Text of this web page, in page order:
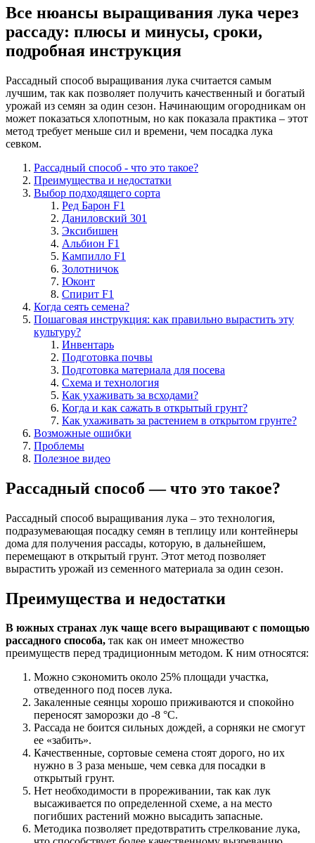
Все нюансы выращивания лука через
рассаду: плюсы и минусы, сроки,
подробная инструкция
Рассадный способ выращивания лука считается самым
лучшим, так как позволяет получить качественный и богатый
урожай из семян за один сезон. Начинающим огородникам он
может показаться хлопотным, но как показала практика – этот
метод требует меньше сил и времени, чем посадка лука
севком.
Рассадный способ - что это такое?
Преимущества и недостатки
Выбор подходящего сорта
Ред Барон F1
Даниловский 301
Эксибишен
Альбион F1
Кампилло F1
Золотничок
Юконт
Спирит F1
Когда сеять семена?
Пошаговая инструкция: как правильно вырастить эту
культуру?
Инвентарь
Подготовка почвы
Подготовка материала для посева
Схема и технология
Как ухаживать за всходами?
Когда и как сажать в открытый грунт?
Как ухаживать за растением в открытом грунте?
Возможные ошибки
Проблемы
Полезное видео
Рассадный способ — что это такое?
Рассадный способ выращивания лука – это технология,
подразумевающая посадку семян в теплицу или контейнеры
дома для получения рассады, которую, в дальнейшем,
перемещают в открытый грунт. Этот метод позволяет
вырастить урожай из семенного материала за один сезон.
Преимущества и недостатки
В южных странах лук чаще всего выращивают с помощью
рассадного способа, так как он имеет множество
преимуществ перед традиционным методом. К ним относятся:
Можно сэкономить около 25% площади участка,
отведенного под посев лука.
Закаленные сеянцы хорошо приживаются и спокойно
переносят заморозки до -8 °С.
Рассада не боится сильных дождей, а сорняки не смогут
ее «забить».
Качественные, сортовые семена стоят дорого, но их
нужно в 3 раза меньше, чем севка для посадки в
открытый грунт.
Нет необходимости в прореживании, так как лук
высаживается по определенной схеме, а на место
погибших растений можно высадить запасные.
Методика позволяет предотвратить стрелкование лука,